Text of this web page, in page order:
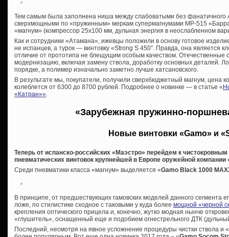
Тем самым была заполнена ниша между слабоватыми без
сверхмощными по «пружинным» меркам супермагнумами МР-515
«магнум» (компрессор 25х100 мм, дульная энергия в неослабленном
Как и сотрудники «Атамана», ижевцы положили в основу готовое
не испанцев, а турок — винтовку «Strong S 450″. Правда, она является
отличие от прототипа не блещущим особым качеством. Отечественные
модернизацию, включая замену ствола, доработку основных деталей.
порядке, а полимер изначально заметно лучше хатсановского.
В результате мы, покупатели, получили сверхбюджетный магнум, цена
колеблется от 6300 до 8700 рублей. Подробнее о новинке — в статье «
«Катран»».
«Зарубежная пружинно-
Новые винтовки «Gamo» и
Теперь от испанско-российских «Маэстро» перейдем к
пневматических винтовок крупнейшей в Европе оружейной компании
Среди пневматики класса «магнум» выделяется «Gamo Black 1000
В принципе, от предшествующих гамовских моделей данного сегмента
ложе, по стилистике сходное с таковыми у куда более мощной «черной
крепления оптического прицела и, конечно, жутко модная нынче
«глушитель», оснащенный еще и подобием огнестрельного ДТК
Последний, несмотря на явное усложнение процедуры чистки ствола и